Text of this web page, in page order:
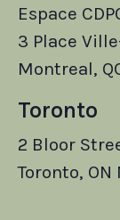
Espace
3 Place
Montreal,
Toronto
2 Bloor
Toronto, ON